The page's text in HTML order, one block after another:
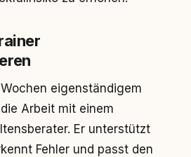
eigenständigem
Arbeit mit einem
Er unterstützt
Fehler und passt den